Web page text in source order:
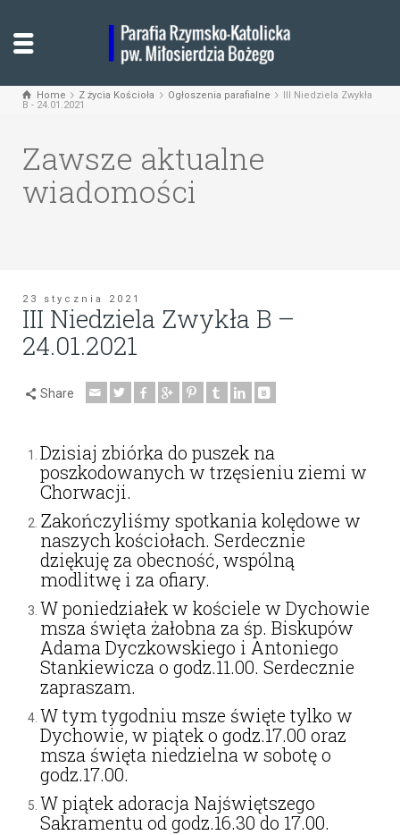
Home Z życia Kościoła Ogłoszenia parafialne
III Niedziela Zwykła
B - 24.01.2021
Zawsze aktualne
wiadomości
23 stycznia 2021
III Niedziela Zwykła B –
24.01.2021
Share
Dzisiaj zbiórka do puszek na
poszkodowanych w trzęsieniu ziemi w
Chorwacji.
Zakończyliśmy spotkania kolędowe w
naszych kościołach. Serdecznie
dziękuję za obecność, wspólną
modlitwę i za ofiary.
W poniedziałek w kościele w Dychowie
msza święta żałobna za śp. Biskupów
Adama Dyczkowskiego i Antoniego
Stankiewicza o godz.11.00. Serdecznie
zapraszam.
W tym tygodniu msze święte tylko w
Dychowie, w piątek o godz.17.00 oraz
msza święta niedzielna w sobotę o
godz.17.00.
W piątek adoracja Najświętszego
Sakramentu od godz.16.30 do 17.00.